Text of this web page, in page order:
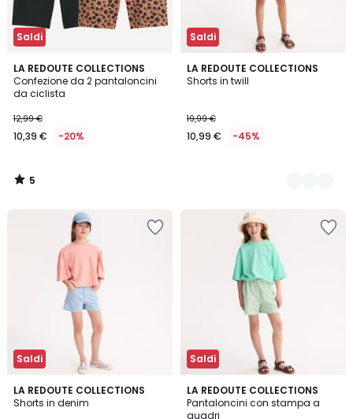
Saldi
LA REDOUTE COLLECTIONS
Confezione da 2 pantaloncini
da ciclista
12,99 €
10,39 € -20%
5
/
5
5
/
Saldi
LA REDOUTE COLLECTIONS
Shorts in twill
19,99 €
10,99 € -45%
2
Colori
Saldi
LA REDOUTE COLLECTIONS
Shorts in denim
2
Colori
Saldi
LA REDOUTE COLLECTIONS
Pantaloncini con stampa a
quadri